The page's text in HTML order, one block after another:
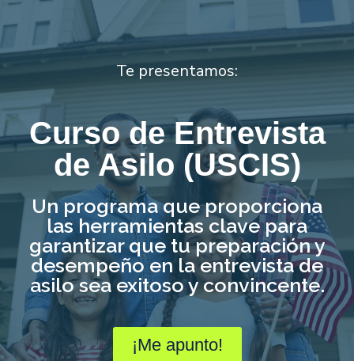
Te presentamos:
Curso de Entrevista
de Asilo (USCIS)
Un programa que proporciona
las herramientas clave para
garantizar que tu preparación y
desempeño en la entrevista de
asilo sea exitoso y convincente.
¡Me apunto!